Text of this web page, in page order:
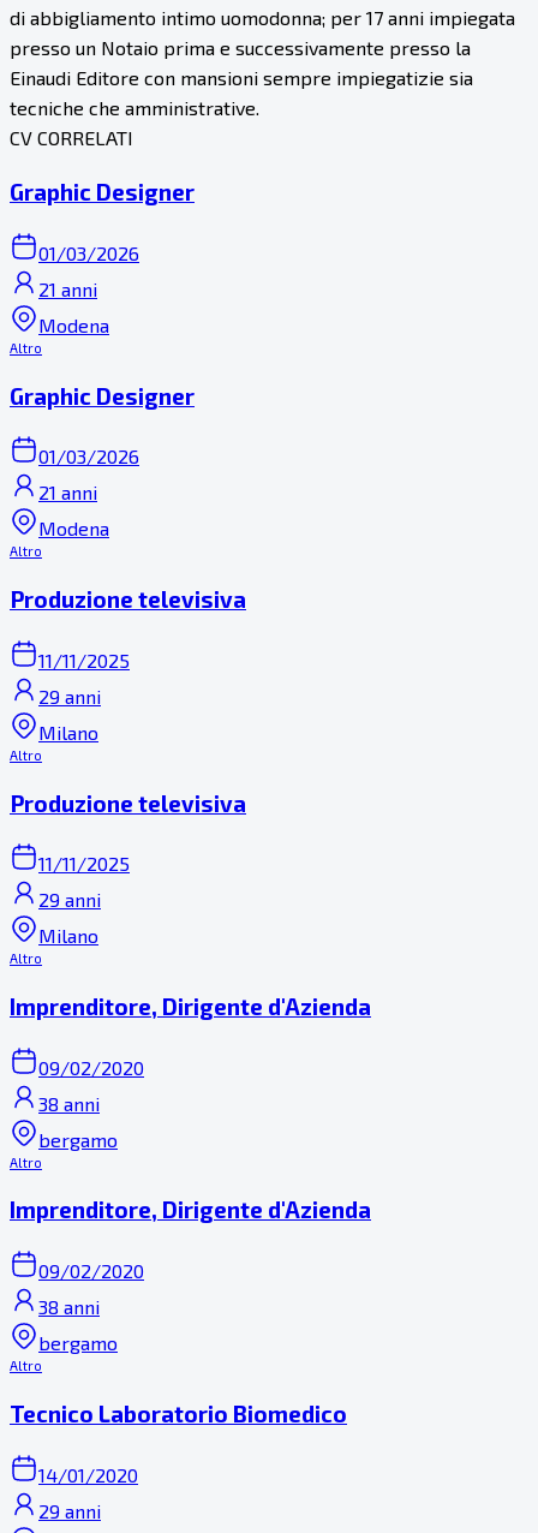
di abbigliamento intimo uomodonna; per 17 anni impiegata
presso un Notaio prima e successivamente presso la
Einaudi Editore con mansioni sempre impiegatizie sia
tecniche che amministrative.
CV CORRELATI
Graphic Designer
01/03/2026
21 anni
Modena
Altro
Graphic Designer
01/03/2026
21 anni
Modena
Altro
Produzione televisiva
11/11/2025
29 anni
Milano
Altro
Produzione televisiva
11/11/2025
29 anni
Milano
Altro
Imprenditore, Dirigente d'Azienda
09/02/2020
38 anni
bergamo
Altro
Imprenditore, Dirigente d'Azienda
09/02/2020
38 anni
bergamo
Altro
Tecnico Laboratorio Biomedico
14/01/2020
29 anni